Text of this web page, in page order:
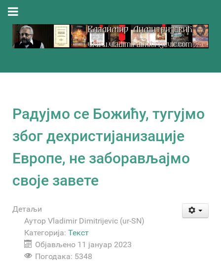
Радујмо се Божићу, тугујмо
због дехристијанизације
Европе, не заборављајмо
своје завете
Детаљи
Аутор Vladimir Dimitrijevic (ur-SN)
Категорија: Текст
Објављено 11 јануар 2023
Погодака: 5348